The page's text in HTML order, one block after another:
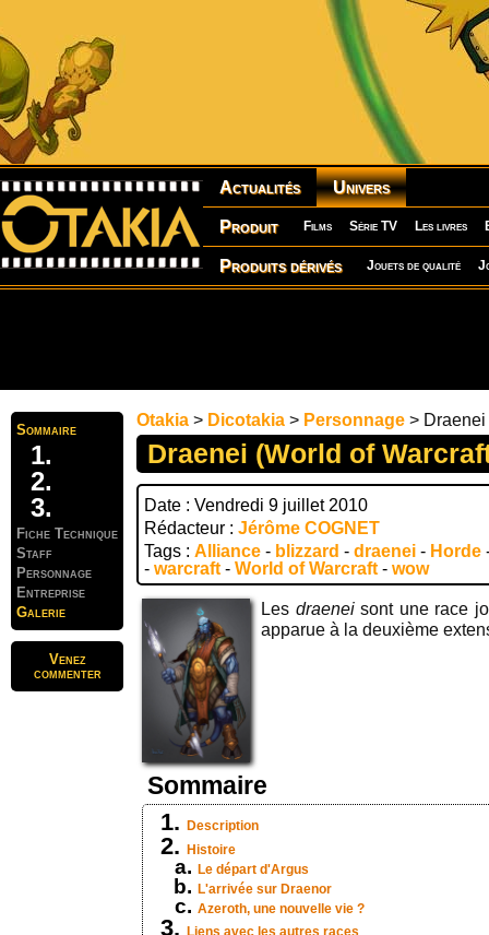
Actualités Univers
Produit Films Série TV Les livres
Produits dérivés Jouets de qualité
Sommaire
Fiche Technique
Staff
Personnage
Entreprise
Galerie
Venez
commenter
Otakia > Dicotakia > Personnage > Draenei
Draenei (World of
Date : Vendredi 9 juillet 2010
Rédacteur : Jérôme COGNET
Tags : Alliance - blizzard - draenei - Horde
- warcraft - World of Warcraft - wow
Les draeneisont une race
apparue à la deuxième
Sommaire
Description
Histoire
Le départ d'Argus
L'arrivée sur Draenor
Azeroth, une nouvelle vie ?
Liens avec les autres races